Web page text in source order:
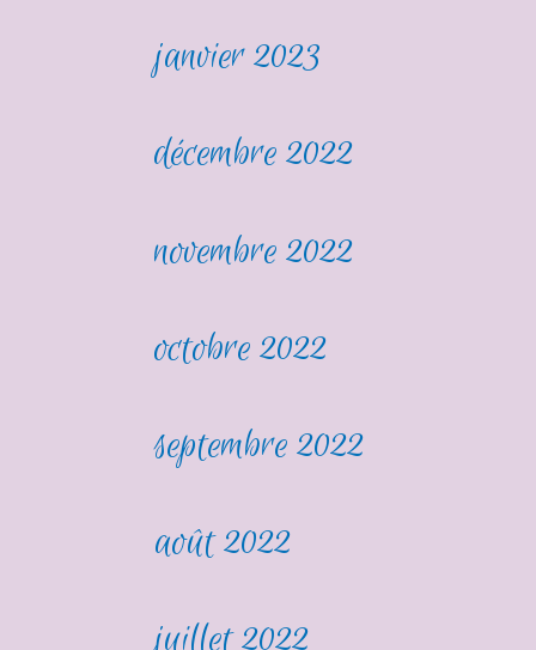
janvier 2023
décembre 2022
novembre 2022
octobre 2022
septembre 2022
août 2022